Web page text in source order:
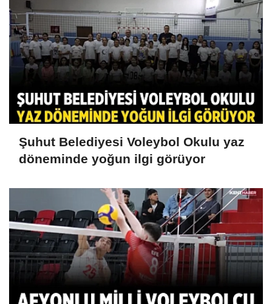
Şuhut Belediyesi Voleybol Okulu yaz
döneminde yoğun ilgi görüyor